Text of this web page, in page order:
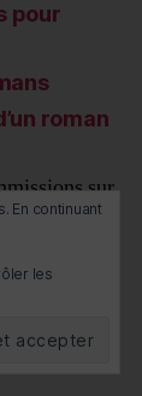
pour
roman
sur
Up
En continuant
les